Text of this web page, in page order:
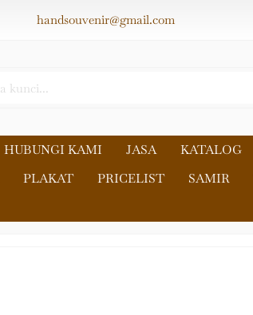
handsouvenir@gmail.com
HUBUNGI KAMI JASA KATALOG
PLAKAT PRICELIST SAMIR